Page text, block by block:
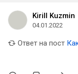
Kirill Kuzmin
04.01.2022
Ответ на пост